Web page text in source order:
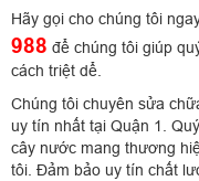
Hãy gọi cho chúng tôi
988 để chúng tôi giúp
cách triệt dể.
Chúng tôi chuyên sửa
uy tín nhất tại Quận 1.
cây nước mang thương
tôi. Đảm bảo uy tín chất